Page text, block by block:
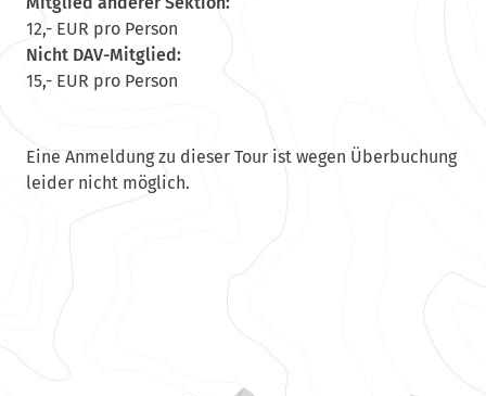
12,- EUR pro Person
Nicht DAV-Mitglied:
15,- EUR pro Person
Eine Anmeldung zu dieser Tour ist wegen Überbuchung
leider nicht möglich.